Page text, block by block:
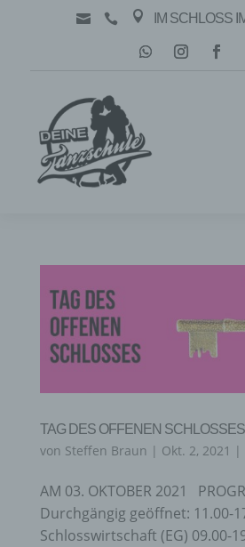
   IM SCHLOSS
TAG DES OFFENEN SCHLOSSES
von Steffen Braun | Okt. 2, 2021 |
AM 03. OKTOBER 2021
Durchgängig geöffnet: 11.00-
Schlosswirtschaft (EG) 09.00-